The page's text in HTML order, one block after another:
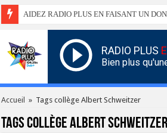
AIDEZ RADIO PLUS EN FAISANT UN
RADIO PLUS
Bien plus
Accueil » Tags collège Albert Schweitzer
Tagscollège Albert Schweitzer